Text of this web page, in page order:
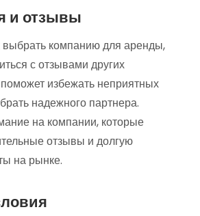
и отзывы
выбрать компанию для аренды,
с отзывами других
избежать неприятных
надежного партнера.
на компании, которые
отзывы и долгую
на рынке.